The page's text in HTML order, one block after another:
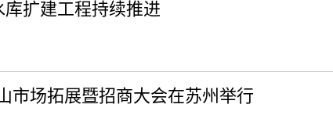
库扩建工程持续推进
市场拓展暨招商大会在苏州举行